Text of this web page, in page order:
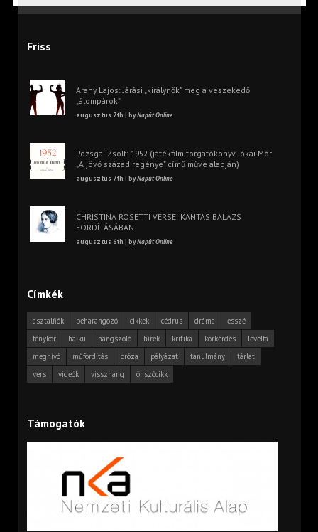
Friss
Arany Lajos: Járási „királynők” meg a veszekedő
„álompárok”
augusztus 7th | byNapút Online
Pozsgai Zsolt: 1952 (játékfilm forgatókönyv Jókai Mór
„A jövő század regénye” című műve alapján)
augusztus 7th | byNapút Online
CHRISTINA ROSETTI VERSEI KÁNTÁS BALÁZS
FORDÍTÁSÁBAN
augusztus 6th | byNapút Online
Címkék
asztalfiók beharangozó cikkek cédrus dráma
esszé
fénykör
haiku hangszóló hírek kritika körkérdés
levélfa
meghívó
műfordítás próza pályázat tanulmány
tárlat
vers
videók visszhang önszócikk
Támogatók